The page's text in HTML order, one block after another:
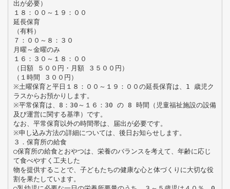
出が必要）
１８：００～１９：００
延長保育
（有料）
７：００～８：３０
月曜～金曜のみ
１６：３０～１８：００
（日額 ５００円・月額 ３５００円）
（１時間 ３００円）
※土曜保育と平日１８：００～１９：００の延長保育は、1 歳児ク
ラスからお預かりします。
※平常保育は、8：30～１６：30 の 8 時間（児童福祉施設の設備
及び運営に関する基準）です。
なお、平常保育以外の時間帯は、届出が必要です。
※申し込み方法の詳細については、後日お知らせします。
３．保育所の給食
○保育所の給食とおやつは、栄養のバランスを考えて、年齢に応じ
て食べやすく工夫した
物を提供することで、子どもたちの健康な心と体づくりに大切な役
割を果たしています。